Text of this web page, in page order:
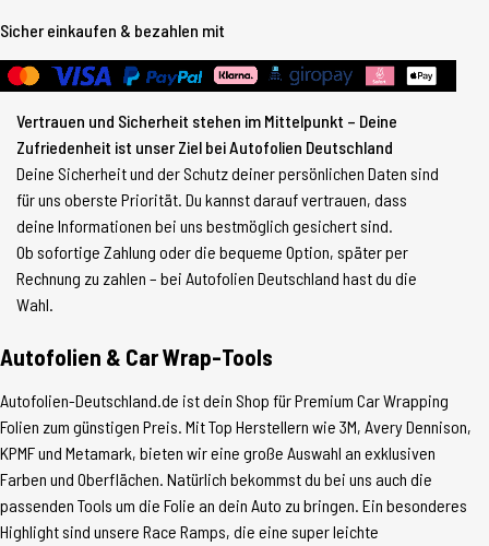
Sicher einkaufen & bezahlen mit
Vertrauen und Sicherheit stehen im Mittelpunkt – Deine
Zufriedenheit ist unser Ziel bei Autofolien Deutschland
Deine Sicherheit und der Schutz deiner persönlichen Daten sind
für uns oberste Priorität. Du kannst darauf vertrauen, dass
deine Informationen bei uns bestmöglich gesichert sind.
Ob sofortige Zahlung oder die bequeme Option, später per
Rechnung zu zahlen – bei Autofolien Deutschland hast du die
Wahl.
Autofolien & Car Wrap-Tools
Autofolien-Deutschland.de ist dein Shop für Premium Car Wrapping
Folien zum günstigen Preis. Mit Top Herstellern wie 3M, Avery Dennison,
KPMF und Metamark, bieten wir eine große Auswahl an exklusiven
Farben und Oberflächen. Natürlich bekommst du bei uns auch die
passenden Tools um die Folie an dein Auto zu bringen. Ein besonderes
Highlight sind unsere Race Ramps, die eine super leichte